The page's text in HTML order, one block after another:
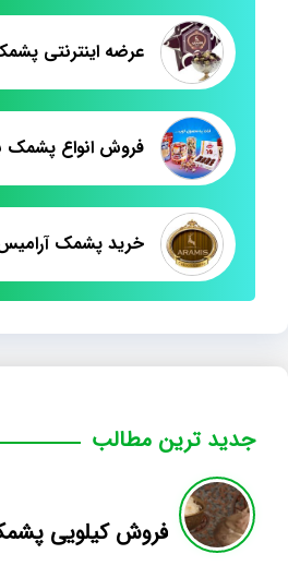
عرضه اینترنتی
جدید ترین مطالب